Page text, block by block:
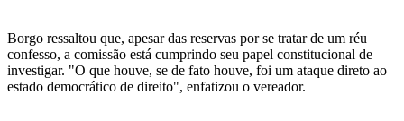
Borgo ressaltou que, apesar das reservas por se tratar de um réu
confesso, a comissão está cumprindo seu papel constitucional de
investigar. "O que houve, se de fato houve, foi um ataque direto ao
estado democrático de direito", enfatizou o vereador.